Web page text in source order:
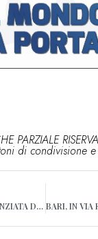
PARZIALE
di condivisione
RIFIUTI, BARI PRIMA PROVINCIA PER LA DIFFERENZIATA DI CARTA E CARTONE